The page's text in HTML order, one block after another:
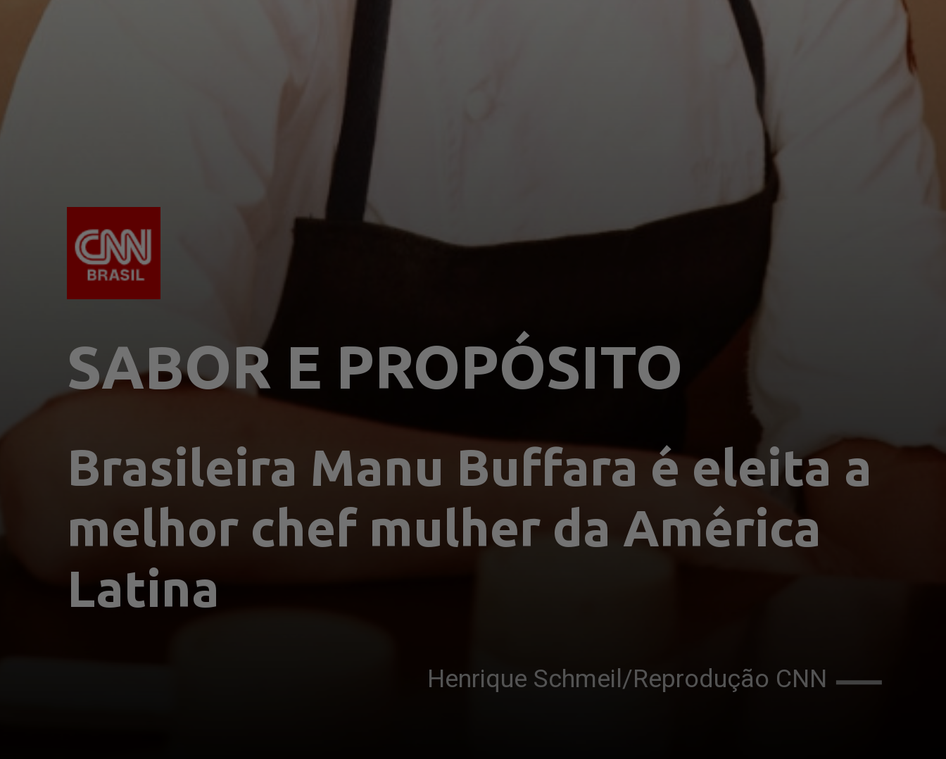
SABOR E PROPÓSITO
Henrique Schmeil/Reprodução CNN
Brasileira Manu Buffara é eleita a
melhor chef mulher da América
Latina